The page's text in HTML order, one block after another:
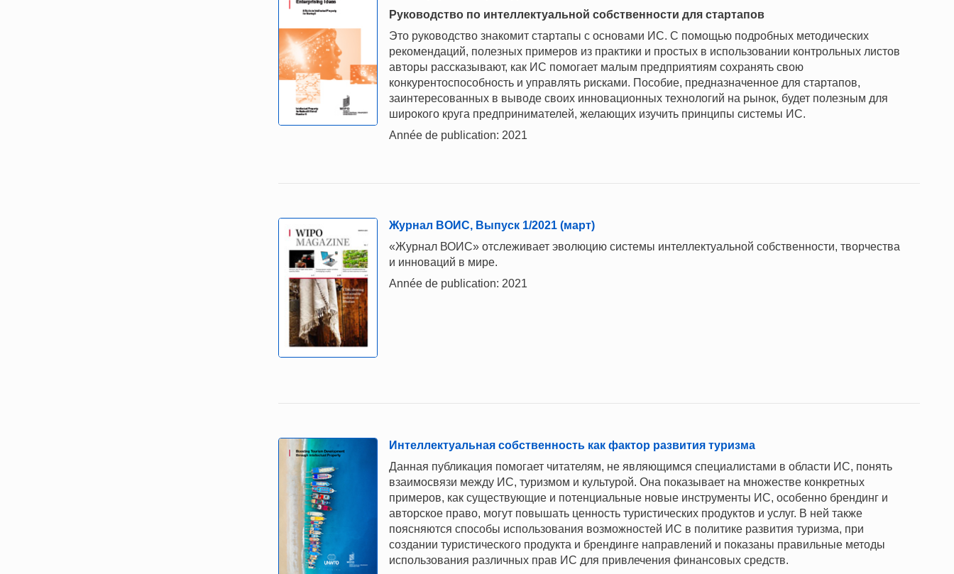
Руководство по интеллектуальной собственности для стартапов
Это руководство знакомит стартапы с основами ИС. С помощью подробных методических
рекомендаций, полезных примеров из практики и простых в использовании контрольных листов
авторы рассказывают, как ИС помогает малым предприятиям сохранять свою
конкурентоспособность и управлять рисками. Пособие, предназначенное для стартапов,
заинтересованных в выводе своих инновационных технологий на рынок, будет полезным для
широкого круга предпринимателей, желающих изучить принципы системы ИС.
Année de publication: 2021
Журнал ВОИС, Выпуск 1/2021 (март)
«Журнал ВОИС» отслеживает эволюцию системы интеллектуальной собственности, творчества
и инноваций в мире.
Année de publication: 2021
Интеллектуальная собственность как фактор развития туризма
Данная публикация помогает читателям, не являющимся специалистами в области ИС, понять
взаимосвязи между ИС, туризмом и культурой. Она показывает на множестве конкретных
примеров, как существующие и потенциальные новые инструменты ИС, особенно брендинг и
авторское право, могут повышать ценность туристических продуктов и услуг. В ней также
поясняются способы использования возможностей ИС в политике развития туризма, при
создании туристического продукта и брендинге направлений и показаны правильные методы
использования различных прав ИС для привлечения финансовых средств.